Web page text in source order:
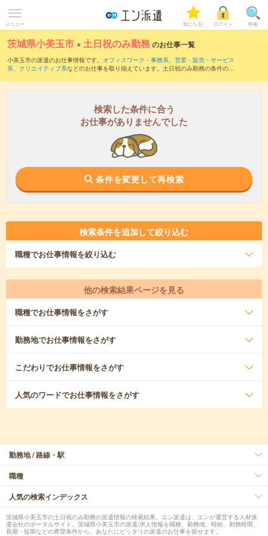
メニュー 気になる! ログイン 検索
茨城県小美玉市 ×土日祝のみ勤務のお仕事一覧
小美玉市の派遣のお仕事情報です。 オフィスワーク・事務系、 営業・販売・サービス
系、 クリエイティブ系などのお仕事を取り揃えています。土日祝のみ勤務の条件の他
検索した条件に合う
お仕事がありませんでした
条件を変更して再検索
検索条件を追加して絞り込む
職種でお仕事情報を絞り込む
他の検索結果ページを見る
職種でお仕事情報をさがす
勤務地でお仕事情報をさがす
こだわりでお仕事情報をさがす
人気のワードでお仕事情報をさがす
勤務地 / 路線・駅
職種
人気の検索インデックス
茨城県小美玉市の土日祝のみ勤務の派遣情報の検索結果。エン派遣は、エンが運営する人材派
遣会社のポータルサイト。茨城県小美玉市の派遣/求人情報を職種、勤務地、時給、勤務時間、
長期・短期などの希望条件から、あなたにピッタリの派遣のお仕事を探せます。